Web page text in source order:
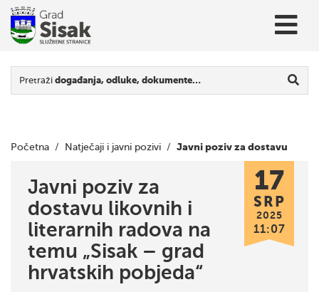
Pretraži događanja, odluke, dokumente…
Početna / Natječaji i javni pozivi / Javni poziv za dostavu
likovnih i literarnih radova na temu „Sisak – grad hrvatskih
pobjeda“
Javni poziv za
dostavu likovnih i
literarnih radova na
temu „Sisak – grad
hrvatskih pobjeda“
17
SRP
2025
11:07